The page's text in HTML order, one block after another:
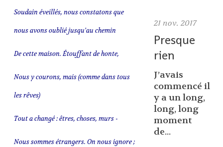
Soudain éveillés, nous constatons que
nous avons oublié jusqu'au chemin
De cette maison. Étouffant de honte,
Nous y courons, mais (comme dans tous
les rêves)
Tout a changé : êtres, choses, murs -
Nous sommes étrangers. On nous ignore ;
21 nov. 2017
Presque
rien
J’avais
commencé il
y a un long,
long, long
moment
de...